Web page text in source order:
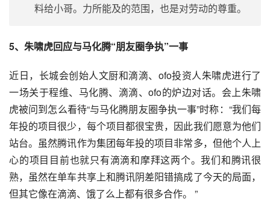
料给小哥。力所能及的范围，也是对劳动的尊重。
5、 朱啸虎回应与马化腾“朋友圈争执”一事
近日，长城会创始人文厨和滴滴、ofo投资人朱啸虎进行了
一场关于程维、马化腾、滴滴、ofo的炉边对话。会上朱啸
虎被问到怎么看待“与马化腾朋友圈争执一事”时称：“我们每
年投的项目很少，每个项目都很宝贵，因此我们愿意为他们
站台。虽然腾讯作为集团每年投的项目非常多，但他个人上
心的项目目前也就只有滴滴和摩拜这两个。我们和腾讯很
熟，虽然在单车共享上和腾讯阴差阳错搞成了今天的局面，
但其它像在滴滴、 饿了么上都有很多合作。 ”